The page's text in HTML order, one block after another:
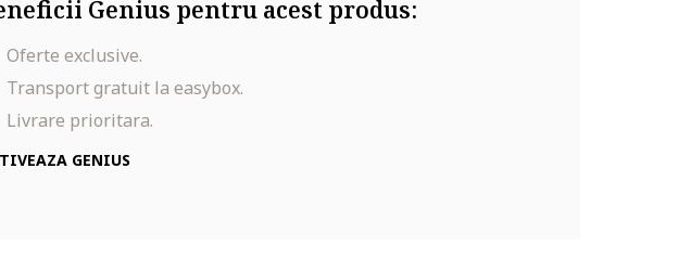
Genius pentru acest produs:
Oferte exclusive.
Transport gratuit la easybox.
Livrare prioritara.
GENIUS